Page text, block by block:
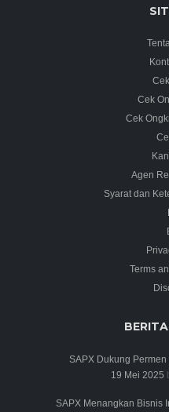
Cek
Cek
Agen
Syarat dan
Terms
SAPX Dukung
19 Mei 2025
SAPX Menangkan Bisnis